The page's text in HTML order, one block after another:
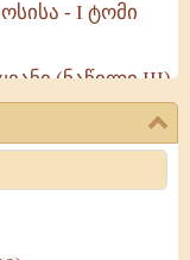
- I ტომი
(ნაწილი III)
რჩევები